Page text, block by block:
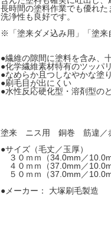
長時間の塗料作業でも優れた
洗浄性も良好です。
※「塗来ダメ込み用」「塗来
●繊維の隙間に塗料を含み、
●化学繊維素材特有のツッパ
●なめらか且つしなやかな塗
●刷毛目が出にくい
●水性反応硬化型・溶剤型の
塗来 ニス用 銅巻 筋違／
●サイズ（毛丈／玉厚）
３０ｍｍ（34.0mm／
４０ｍｍ（37.0mm／
５０ｍｍ（37.0mm／
●メーカー： 大塚刷毛製造